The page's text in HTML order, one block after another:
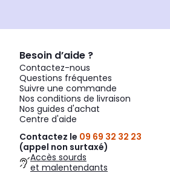
Besoin d’aide ?
Contactez-nous
Questions fréquentes
Suivre une commande
Nos conditions de livraison
Nos guides d'achat
Centre d'aide
Contactez le 09 69 32 32 23
(appel non surtaxé)
Accès sourds
et malentendants